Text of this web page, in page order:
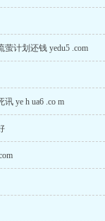
萤计划还钱 yedu5 .com
ye h ua6 .co m